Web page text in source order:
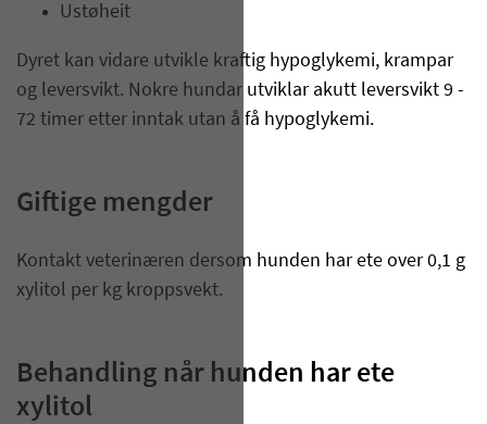
Ustøheit
Dyret kan vidare utvikle kraftig hypoglykemi, krampar
og leversvikt. Nokre hundar utviklar akutt leversvikt 9 -
72 timer etter inntak utan å få hypoglykemi​.
Giftige mengder
​Kontakt veterinæren dersom hunden har ete over 0,1 g
xylitol per kg kroppsvekt.
Behandling når hunden har ete
xylitol